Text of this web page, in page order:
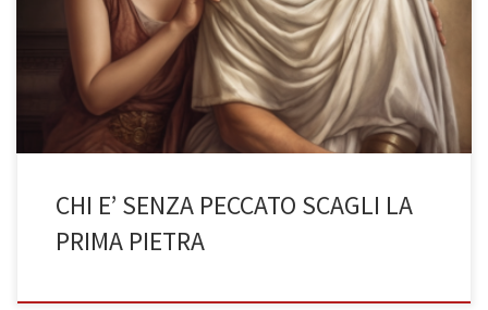
uomo distrutto dai sentimenti d’amore che provava nei confronti
della sua amata Lesbia, la quale soleva tradirlo con numerosi altri
uomini. Ma è davvero così o sono le fonti […]
CHI E’ SENZA PECCATO SCAGLI LA
PRIMA PIETRA